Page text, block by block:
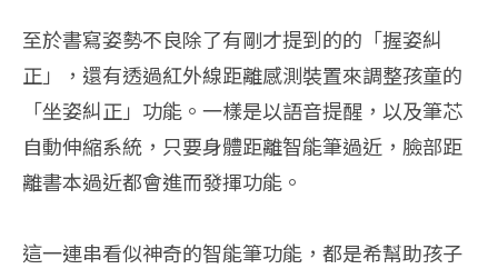
至於書寫姿勢不良除了有剛才提到的的「握姿糾
正」，還有透過紅外線距離感測裝置來調整孩童的
「坐姿糾正」功能。一樣是以語音提醒，以及筆芯
自動伸縮系統，只要身體距離智能筆過近，臉部距
離書本過近都會進而發揮功能。
這一連串看似神奇的智能筆功能，都是希幫助孩子